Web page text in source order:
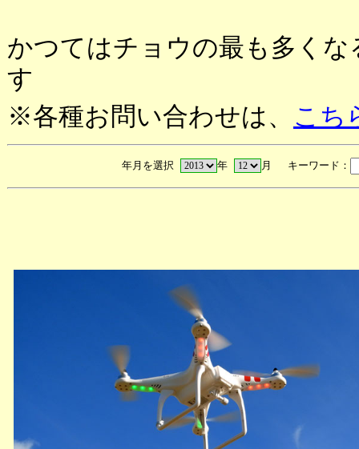
かつてはチョウの最も多く
す
※各種お問い合わせは、 こち
年月を選択 年 月 キーワード：